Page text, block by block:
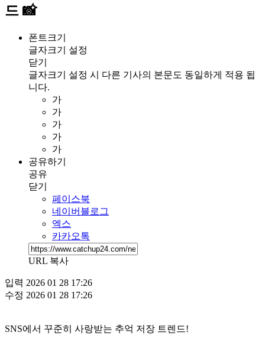
드 📸
폰트크기
글자크기 설정
닫기
글자크기 설정 시 다른 기사의 본문도 동일하게 적용 됩
니다.
가
가
가
가
가
공유하기
공유
닫기
페이스북
네이버블로그
엑스
카카오톡
URL 복사
입력 2026 01 28 17:26
수정 2026 01 28 17:26
SNS에서 꾸준히 사랑받는 추억 저장 트렌드!